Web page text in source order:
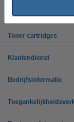
Inktpatronen
Toner cartridges
Klantendienst
Bedrijfsinformatie